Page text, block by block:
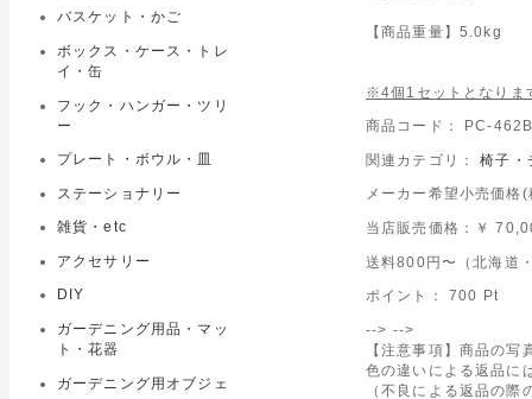
バスケット・かご
ボックス・ケース・トレ
イ・缶
フック・ハンガー・ツリ
ー
プレート・ボウル・皿
ステーショナリー
雑貨・etc
アクセサリー
DIY
ガーデニング用品・マッ
ト・花器
ガーデニング用オブジェ
【商品重量】5.0kg
※4個1セットとなりま
商品コード： PC-
関連カテゴリ：椅子・
メーカー希望小売価
当店販売価格： ￥
送料800円〜（北海
ポイント： 700 Pt
--> -->
【注意事項】商品の
色の違いによる返品に
（不良による返品の